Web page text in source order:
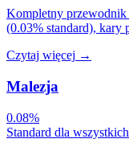
Kompletny
(0.03% standard), kary
Czytaj więcej →
Malezja
0.08%
Standard dla